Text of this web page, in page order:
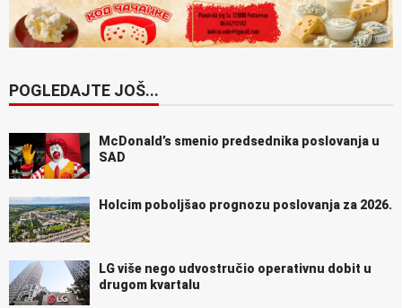
POGLEDAJTE JOŠ...
McDonald’s smenio predsednika poslovanja u
SAD
Holcim poboljšao prognozu poslovanja za 2026.
LG više nego udvostručio operativnu dobit u
drugom kvartalu